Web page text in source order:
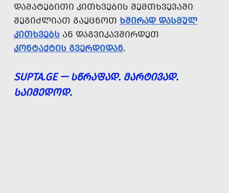
ᲓᲐᲛᲐᲢᲔᲑᲘᲗᲘ ᲙᲘᲗᲮᲕᲔᲑᲘᲡ ᲨᲔᲛᲗᲮᲕᲔᲕᲐᲨᲘ
ᲨᲔᲒᲘᲫᲚᲘᲐᲗ ᲒᲐᲔᲪᲜᲝᲗ ᲮᲨᲘᲠᲐᲓ ᲓᲐᲡᲛᲣᲚ
ᲙᲘᲗᲮᲕᲔᲑᲡ ᲐᲜ ᲓᲐᲒᲕᲘᲙᲐᲕᲨᲘᲠᲓᲔᲗ
ᲙᲝᲜᲢᲐᲥᲢᲘᲡ ᲒᲕᲔᲠᲓᲘᲓᲐᲜ.
SUPTA.GE — ᲡᲬᲠᲐᲤᲐᲓ. ᲛᲐᲠᲢᲘᲕᲐᲓ.
ᲡᲐᲘᲛᲔᲓᲝᲓ.